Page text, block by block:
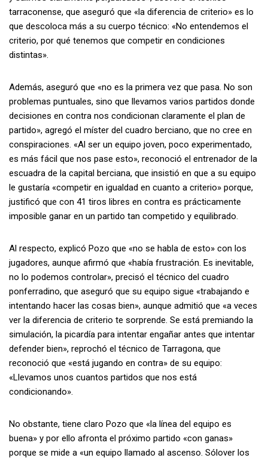
tarraconense, que aseguró que «la diferencia de criterio» es lo
que descoloca más a su cuerpo técnico: «No entendemos el
criterio, por qué tenemos que competir en condiciones
distintas».
Además, aseguró que «no es la primera vez que pasa. No son
problemas puntuales, sino que llevamos varios partidos donde
decisiones en contra nos condicionan claramente el plan de
partido», agregó el míster del cuadro berciano, que no cree en
conspiraciones. «Al ser un equipo joven, poco experimentado,
es más fácil que nos pase esto», reconoció el entrenador de la
escuadra de la capital berciana, que insistió en que a su equipo
le gustaría «competir en igualdad en cuanto a criterio» porque,
justificó que con 41 tiros libres en contra es prácticamente
imposible ganar en un partido tan competido y equilibrado.
Al respecto, explicó Pozo que «no se habla de esto» con los
jugadores, aunque afirmó que «había frustración. Es inevitable,
no lo podemos controlar», precisó el técnico del cuadro
ponferradino, que aseguró que su equipo sigue «trabajando e
intentando hacer las cosas bien», aunque admitió que «a veces
ver la diferencia de criterio te sorprende. Se está premiando la
simulación, la picardía para intentar engañar antes que intentar
defender bien», reprochó el técnico de Tarragona, que
reconoció que «está jugando en contra» de su equipo:
«Llevamos unos cuantos partidos que nos está
condicionando».
No obstante, tiene claro Pozo que «la línea del equipo es
buena» y por ello afronta el próximo partido «con ganas»
porque se mide a «un equipo llamado al ascenso. Sólover los